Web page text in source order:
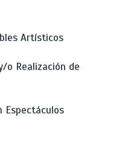
Artísticos
o Realización de
Espectáculos